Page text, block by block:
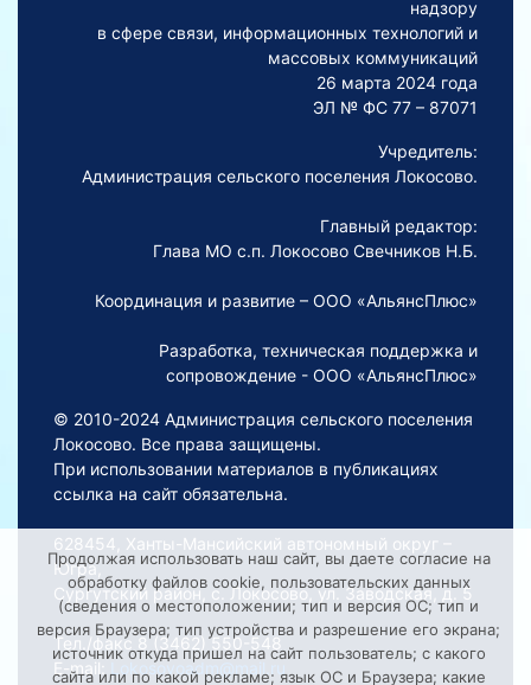
надзору
в сфере связи, информационных технологий и
массовых коммуникаций
26 марта 2024 года
ЭЛ № ФС 77 – 87071
Учредитель:
Администрация сельского поселения Локосово.
Главный редактор:
Глава МО с.п. Локосово Свечников Н.Б.
Координация и развитие – ООО «АльянсПлюс»
Разработка, техническая поддержка и
сопровождение - ООО «АльянсПлюс»
© 2010-2024 Администрация сельского поселения
Локосово. Все права защищены.
При использовании материалов в публикациях
ссылка на сайт обязательна.
628454, Ханты-Мансийский автономный округ –
Югра,
Сургутский район, с. Локосово, ул. Заводская, д. 5
Тел./факс 8 (3462) 550-548
E-mail:
Lokosovoadm@mail.ru
Продолжая использовать наш сайт, вы даете согласие на
обработку файлов cookie, пользовательских данных
(сведения о местоположении; тип и версия ОС; тип и
версия Браузера; тип устройства и разрешение его экрана;
источник откуда пришел на сайт пользователь; с какого
сайта или по какой рекламе; язык ОС и Браузера; какие